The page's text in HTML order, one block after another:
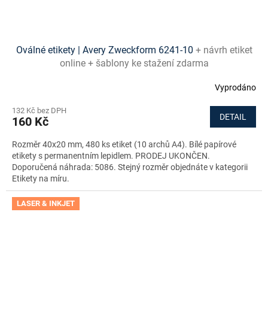
Oválné etikety | Avery Zweckform 6241-10 + návrh etiket
online + šablony ke stažení zdarma
Vyprodáno
132 Kč bez DPH
160 Kč DETAIL
Rozměr 40x20 mm, 480 ks etiket (10 archů A4). Bílé papírové
etikety s permanentním lepidlem. PRODEJ UKONČEN.
Doporučená náhrada: 5086. Stejný rozměr objednáte v kategorii
Etikety na míru.
LASER & INKJET